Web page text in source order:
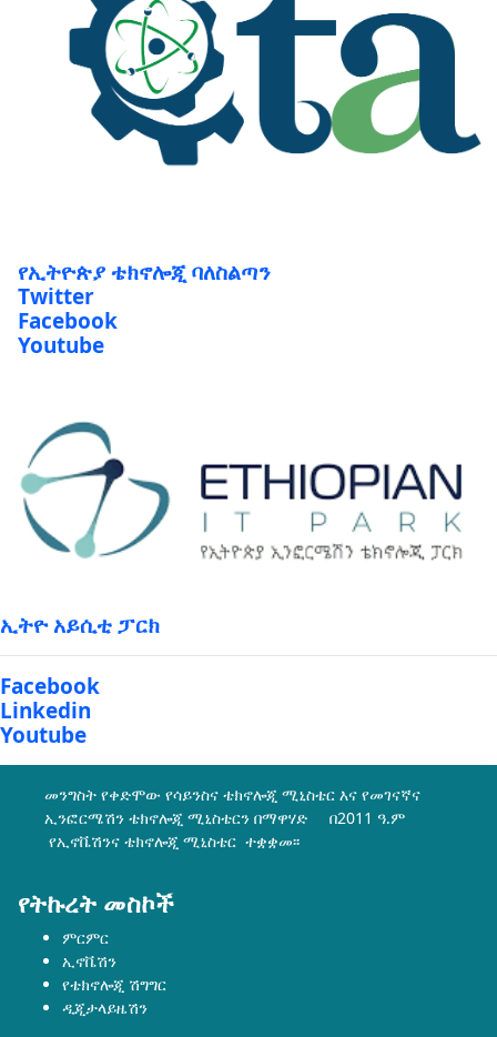
የኢትዮጵያ ቴክኖሎጂ ባለስልጣን
Twitter
Facebook
Youtube
ኢትዮ አይሲቲ ፓርክ
Facebook
Linkedin
Youtube
መንግስት የቀድሞው የሳይንስና ቴክኖሎጂ ሚኒስቴር እና የመገናኛና
ኢንፎርሜሽን ቴክኖሎጂ ሚኒስቴርን በማዋሃድ በ2011 ዓ.ም
የኢኖቬሽንና ቴክኖሎጂ ሚኒስቴር ተቋቋመ፡፡
የትኩረት መስኮች
ምርምር
ኢኖቬሽን
የቴክኖሎጂ ሽግግር
ዲጂታላይዜሽን